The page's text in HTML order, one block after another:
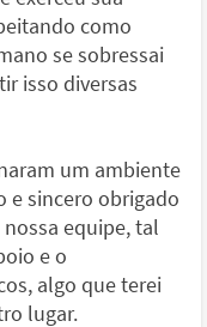
como
se sobressai
isso diversas
um ambiente
e sincero obrigado
equipe, tal
e o
algo que terei
lugar.